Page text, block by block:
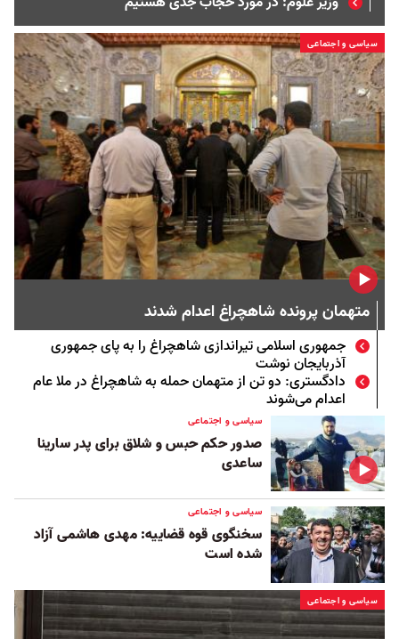
سیاسی و اجتماعی
متهمان پرونده شاهچراغ اعدام شدند
جمهوری اسلامی تیراندازی شاهچراغ را به پای جمهوری
آذربایجان نوشت
دادگستری: دو تن از متهمان حمله به شاهچراغ در ملا عام
اعدام می‌شوند
سیاسی و اجتماعی
صدور حکم حبس و شلاق برای پدر سارینا
ساعدی
سیاسی و اجتماعی
سخنگوی قوه قضاییه: مهدی هاشمی آزاد
شده است
سیاسی و اجتماعی